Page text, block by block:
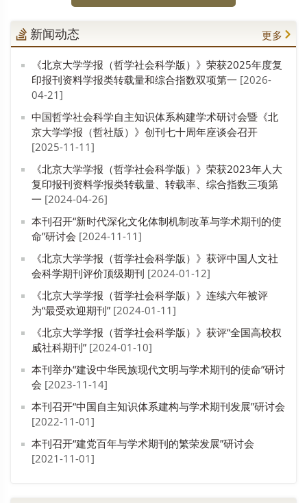
新闻动态 更多
《北京大学学报（哲学社会科学版）》荣获2025年度复
印报刊资料学报类转载量和综合指数双项第一 [2026-
04-21]
中国哲学社会科学自主知识体系构建学术研讨会暨《北
京大学学报（哲社版）》创刊七十周年座谈会召开
[2025-11-11]
《北京大学学报（哲学社会科学版）》荣获2023年人大
复印报刊资料学报类转载量、转载率、综合指数三项第
一 [2024-04-26]
本刊召开“新时代深化文化体制机制改革与学术期刊的使
命”研讨会 [2024-11-11]
《北京大学学报（哲学社会科学版）》获评中国人文社
会科学期刊评价顶级期刊 [2024-01-12]
《北京大学学报（哲学社会科学版）》连续六年被评
为“最受欢迎期刊” [2024-01-11]
《北京大学学报（哲学社会科学版）》获评“全国高校权
威社科期刊” [2024-01-10]
本刊举办“建设中华民族现代文明与学术期刊的使命”研讨
会 [2023-11-14]
本刊召开“中国自主知识体系建构与学术期刊发展”研讨会
[2022-11-01]
本刊召开“建党百年与学术期刊的繁荣发展”研讨会
[2021-11-01]